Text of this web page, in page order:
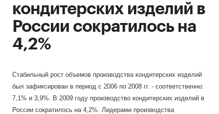
кондитерских изделий в
России сократилось на
4,2%
Стабильный рост объемов производства кондитерских изделий
был зафиксирован в период с 2006 по 2008 гг. - соответственно:
7,1% и 3,9%. В 2009 году производство кондитерских изделий в
России сократилось на 4,2%. Лидерами производства